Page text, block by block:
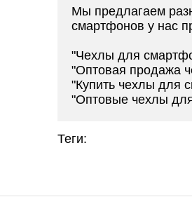
Мы предлагаем
смартфонов у нас
"Чехлы для
"Оптовая продажа
"Купить чехлы для
"Оптовые чехлы
Теги: